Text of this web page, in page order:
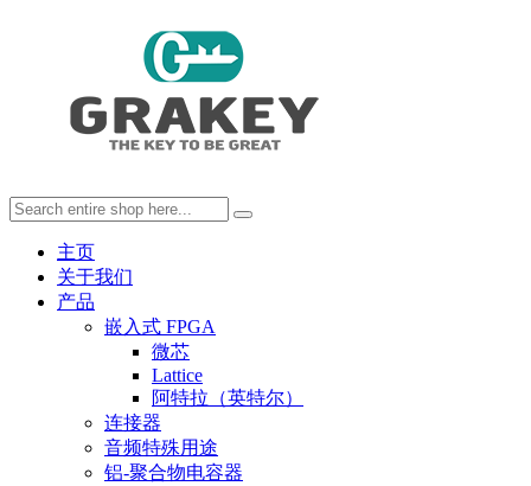
主页
关于我们
产品
嵌入式 FPGA
微芯
Lattice
阿特拉（英特尔）
连接器
音频特殊用途
铝-聚合物电容器